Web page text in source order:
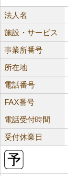
法人名
施設・サービス
事業所番号
所在地
電話番号
FAX番号
電話受付時間
受付休業日